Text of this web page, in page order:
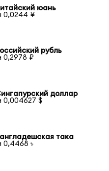
юань
0,0244 ¥
рубль
0,2978 ₽
доллар
0,004627 $
така
0,4468 ৳